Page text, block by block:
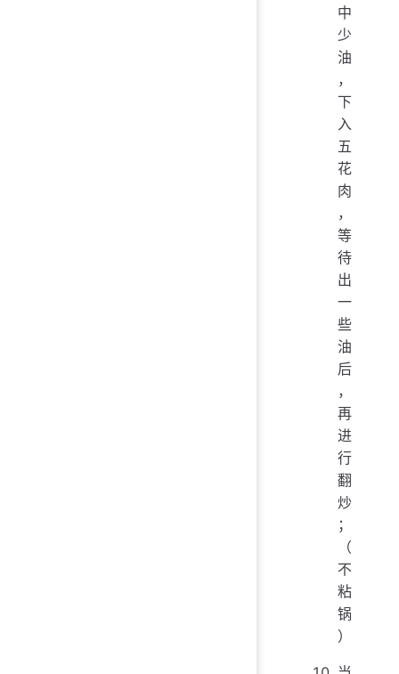
中
少
油
，
下
入
五
花
肉
，
等
待
出
一
些
油
后
，
再
进
行
翻
炒
；
（
不
粘
锅
）